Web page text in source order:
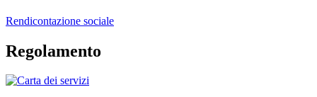
Rendicontazione sociale
Regolamento